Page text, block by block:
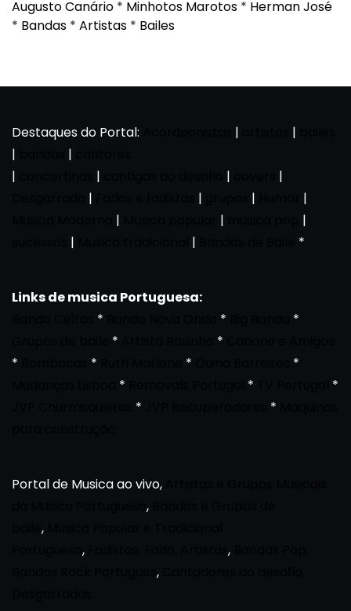
Augusto Canário * Minhotos Marotos * Herman José
* Bandas * Artistas * Bailes
Destaques do Portal: | |
|
|
|
| |
|
| | |
|
| |
|
| | *
Links de musica Portuguesa:
* *
*
* *
*
* *
*
* *
*
* *
Portal de Musica ao vivo,
,
,
, ,
,